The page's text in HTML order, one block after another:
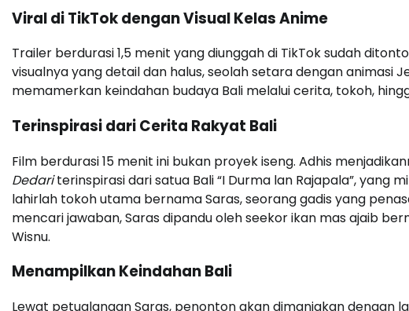
Viral di TikTok dengan Visual Kelas Anime
Trailer berdurasi 1,5 menit yang diunggah di TikTok sudah
visualnya yang detail dan halus, seolah setara dengan animasi
memamerkan keindahan budaya Bali melalui cerita, tokoh,
Terinspirasi dari Cerita Rakyat Bali
Film berdurasi 15 menit ini bukan proyek iseng. Adhis
Dedariterinspirasi dari satua Bali “I Durma lan Rajapala”, yang
lahirlah tokoh utama bernama Saras, seorang gadis yang
mencari jawaban, Saras dipandu oleh seekor ikan mas ajaib
Wisnu.
Menampilkan Keindahan Bali
Lewat petualangan Saras, penonton akan dimanjakan dengan